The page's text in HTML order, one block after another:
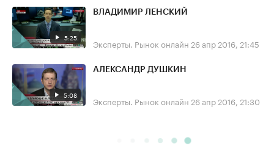
5:25
ВЛАДИМИР ЛЕНСКИЙ
Эксперты. Рынок онлайн 26 апр 2016, 21:45
5:08
АЛЕКСАНДР ДУШКИН
Эксперты. Рынок онлайн 26 апр 2016, 21:30